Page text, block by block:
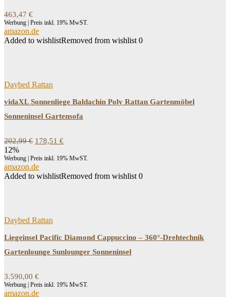
463,47 €
Werbung | Preis inkl. 19% MwST.
amazon.de
Added to wishlistRemoved from wishlist 0
Daybed Rattan
vidaXL Sonnenliege Baldachin Poly Rattan Gartenmöbel
Sonneninsel Gartensofa
202,99€ Ursprünglicher
war:
202,99 €
178,51 €
ist:
12%
Werbung | Preis inkl. 19% MwST.
amazon.de
Added to wishlistRemoved from wishlist 0
Daybed Rattan
Liegeinsel Pacific Diamond Cappuccino – 360°-Drehtechnik
Gartenlounge Sunlounger Sonneninsel
3.590,00 €
Werbung | Preis inkl. 19% MwST.
amazon.de